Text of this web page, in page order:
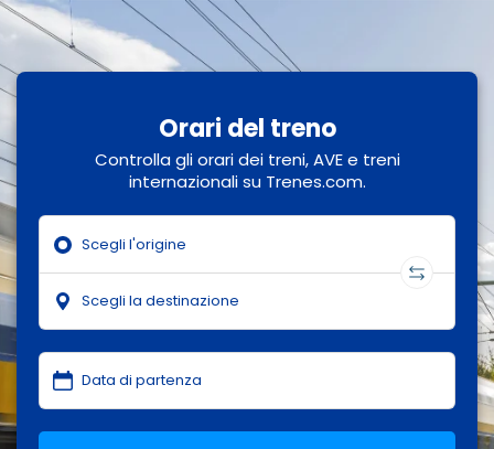
Orari del treno
Controlla gli orari dei treni, AVE e treni
internazionali su Trenes.com.